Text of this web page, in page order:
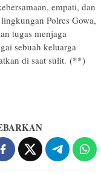
empati, dan
Polres Gowa,
tugas menjaga
sebuah keluarga
di saat sulit. (**)